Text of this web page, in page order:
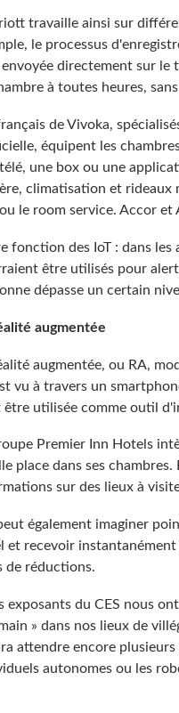
travaille ainsi sur
le processus
envoyée directement sur le
à toutes heures,
de Vivoka,
équipent les
une box ou une
climatisation et rideaux
le room service. Accor et
fonction des IoT : dans les
être utilisés pour
dépasse un certain
augmentée
augmentée, ou RA,
vu à travers un
être utilisée comme outil
Premier Inn Hotels
place dans ses
sur des lieux à
également imaginer
et recevoir instantanément
de réductions.
exposants du CES nous
» dans nos lieux de
attendre encore
autonomes ou les